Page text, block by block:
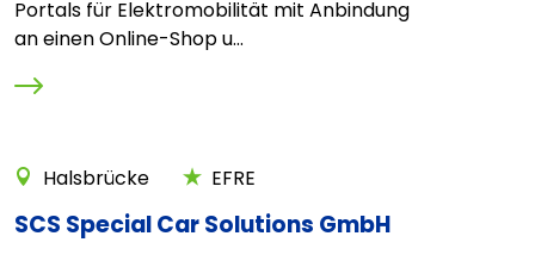
Portals für Elektromobilität mit Anbindung
an einen Online-Shop u...
Halsbrücke EFRE
SCS Special Car Solutions GmbH